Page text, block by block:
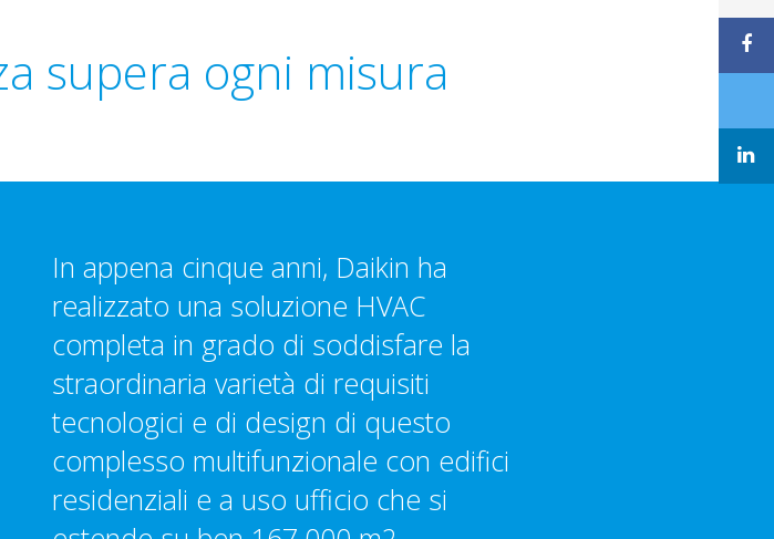
supera ogni misura
In appena cinque anni, Daikin ha
realizzato una soluzione HVAC
completa in grado di soddisfare la
straordinaria varietà di requisiti
tecnologici e di design di questo
complesso multifunzionale con edifici
residenziali e a uso ufficio che si